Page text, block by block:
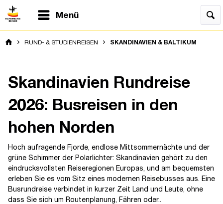
Menü
RUND- & STUDIENREISEN SKANDINAVIEN & BALTIKUM
Skandinavien Rundreise
2026: Busreisen in den
hohen Norden
Hoch aufragende Fjorde, endlose Mittsommernächte und der
grüne Schimmer der Polarlichter: Skandinavien gehört zu den
eindrucksvollsten Reiseregionen Europas, und am bequemsten
erleben Sie es vom Sitz eines modernen Reisebusses aus. Eine
Busrundreise verbindet in kurzer Zeit Land und Leute, ohne
dass Sie sich um Routenplanung, Fähren oder..